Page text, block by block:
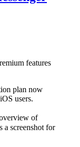
features
plan now
users.
of
a screenshot for